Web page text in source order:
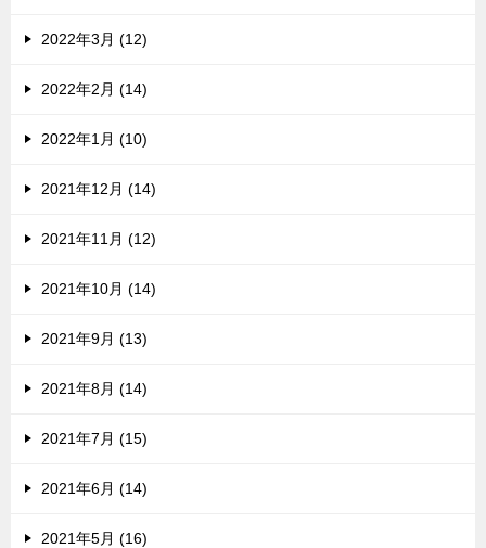
2022年3月 (12)
2022年2月 (14)
2022年1月 (10)
2021年12月 (14)
2021年11月 (12)
2021年10月 (14)
2021年9月 (13)
2021年8月 (14)
2021年7月 (15)
2021年6月 (14)
2021年5月 (16)